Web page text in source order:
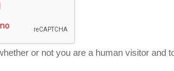
or not you are a human visitor and